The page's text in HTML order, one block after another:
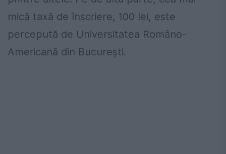
mică taxă de înscriere, 100 lei, este
percepută de Universitatea Româno-
Americană din București.